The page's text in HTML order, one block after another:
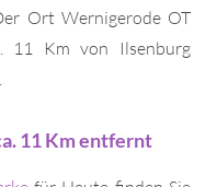
Ort Wernigerode OT
11 Km von Ilsenburg
11 Km entfernt